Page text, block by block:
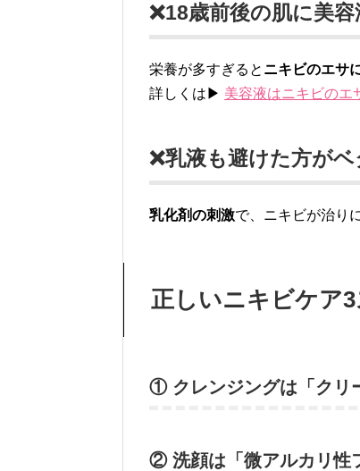
❌18歳前後の肌に美
栄養が多すぎると ニキビのエサ
詳しくは▶ 美容液はニキビのエ
❌乳液も避けた方がベ
乳化剤の刺激で、ニキビが治り
正しいニキビケア
① クレンジングは「クリ
② 洗顔は「微アルカリ性